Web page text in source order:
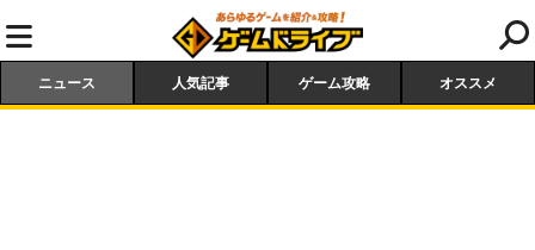
ニュース 人気記事 ゲーム攻略 オススメ